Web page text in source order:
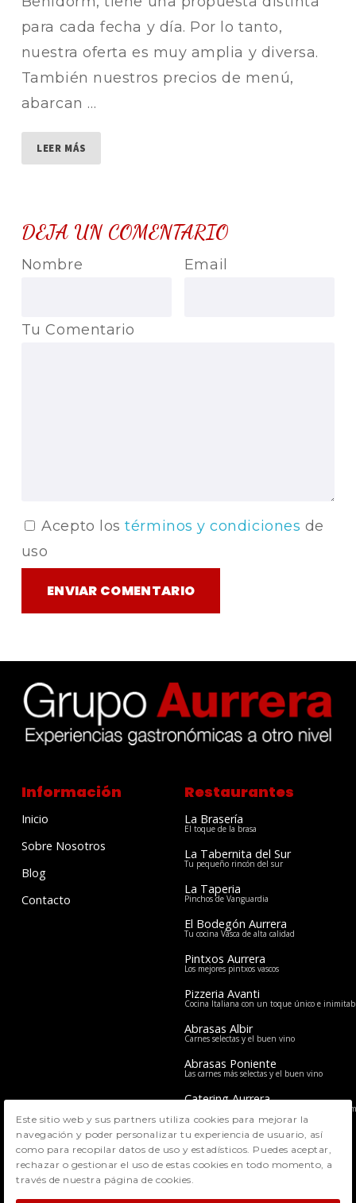
para cada fecha y día. Por lo tanto,
nuestra oferta es muy amplia y diversa.
También nuestros precios de menú,
abarcan …
LEER MÁS
DEJA UN COMENTARIO
Nombre Email
Tu Comentario
Acepto lostérminos y condiciones de
uso
Información
Inicio
Sobre Nosotros
Blog
Contacto
Restaurantes
La Brasería
El toque de la brasa
La Tabernita del Sur
Tu pequeño rincón del sur
La Taperia
Pinchos de Vanguardia
El Bodegón Aurrera
Tu cocina Vasca de alta calidad
Pintxos Aurrera
Los mejores pintxos vascos
Pizzeria Avanti
Cocina Italiana con un toque único e
Abrasas Albir
Carnes selectas y el buen vino
Abrasas Poniente
Las carnes más selectas y el buen vino
Catering Aurrera
El mejor servicio de Catering para eventos y
Aviso Legal
Política de Privacidad
Este sitio web y sus partners utiliza cookies para mejorar la
navegación y poder personalizar tu experiencia de usuario, así
como para recopilar datos de uso y estadísticos. Puedes aceptar,
rechazar o gestionar el uso de estas cookies en todo momento, a
través de nuestra página de cookies.